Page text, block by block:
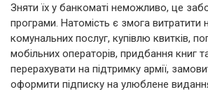
Зняти їх у банкоматі неможливо, це
програми. Натомість є змога витратити
комунальних послуг, купівлю квитків,
мобільних операторів, придбання книг
перерахувати на підтримку армії,
оформити підписку на улюблене